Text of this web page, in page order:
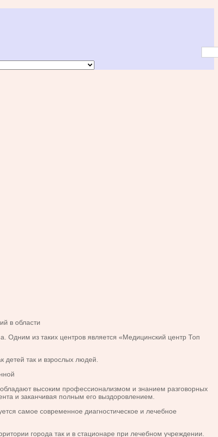
в области
из таких центров является «Медицинский центр Топ
детей так и взрослых людей.
высоким профессионализмом и знанием разговорных
и заканчивая полным его выздоровлением.
самое современное диагностическое и лечебное
города так и в стационаре при лечебном учреждении.